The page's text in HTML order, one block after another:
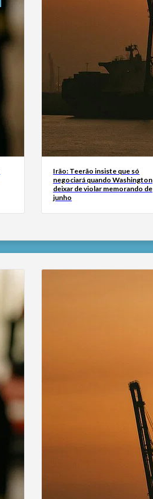
Irão: Teerão insiste que só
negociará quando Washington
deixar de violar memorando de
junho